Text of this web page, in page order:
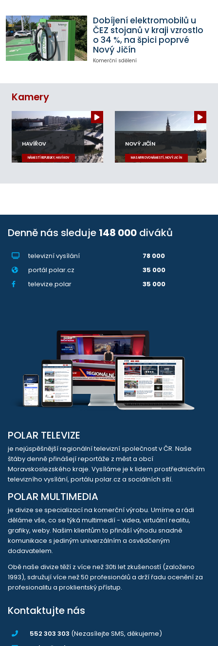
Dobíjení elektromobilů u
ČEZ stojanů v kraji vzrostlo
o 34 %, na špici poprvé
Nový Jičín
Komerční sdělení
Kamery
HAVÍŘOV
NÁMĚSTÍ REPUBLIKY, HAVÍŘOV
NOVÝ JIČÍN
MASARYKOVO NÁMĚSTÍ, NOVÝ JIČÍN
Denně nás sleduje 148 000 diváků
televizní vysílání
78 000
portál polar.cz
35 000
televize.polar
35 000
POLAR TELEVIZE
je nejúspěšnější regionální televizní společnost v ČR. Naše
štáby denně přinášejí reportáže z měst a obcí
Moravskoslezského kraje. Vysíláme je k lidem prostřednictvím
televizního vysílání, portálu polar.cz a sociálních sítí.
POLAR MULTIMEDIA
je divize se specializací na komerční výrobu. Umíme a rádi
děláme vše, co se týká multimedií - videa, virtuální realitu,
grafiky, weby. Našim klientům to přináší výhodu snadné
komunikace s jediným univerzálním a osvědčeným
dodavatelem.
Obě naše divize těží z více než 30ti let zkušeností (založeno
1993), sdružují více než 50 profesionálů a drží řadu ocenění za
profesionalitu a proklientský přístup.
Kontaktujte nás
552 303 303 (Nezasílejte SMS, děkujeme)